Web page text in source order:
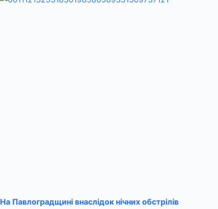
На Павлоградщині внаслідок нічних обстрілів